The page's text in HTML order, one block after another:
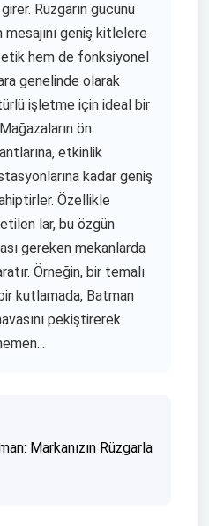
Rüzgarın gücünü
mesajını geniş kitlelere
hem de fonksiyonel
genelinde olarak
işletme için ideal bir
ön
etkinlik
kadar geniş
Özellikle
lar, bu özgün
gereken mekanlarda
Örneğin, bir temalı
kutlamada, Batman
pekiştirerek
Markanızın Rüzgarla